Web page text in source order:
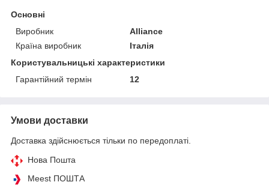
Основні
Виробник
Alliance
Країна виробник
Італія
Користувальницькі характеристики
Гарантійний термін
12
Умови доставки
Доставка здійснюється тільки по передоплаті.
Нова Пошта
Meest ПОШТА